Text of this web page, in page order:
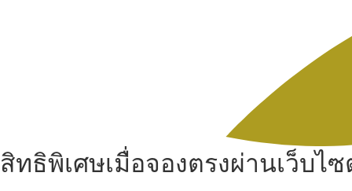
สิทธิพิเศษเมื่อจองตรงผ่านเว็บไ